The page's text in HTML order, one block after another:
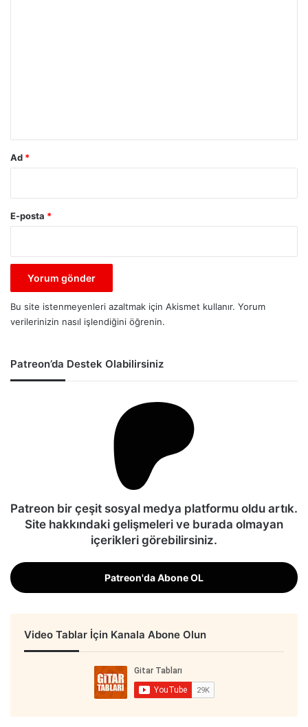
Ad *
E-posta *
Bu site istenmeyenleri azaltmak için Akismet kullanır. Yorum
verilerinizin nasıl işlendiğini öğrenin.
Patreon’da Destek Olabilirsiniz
Patreon bir çeşit sosyal medya platformu oldu artık.
Site hakkındaki gelişmeleri ve burada olmayan
içerikleri görebilirsiniz.
Patreon'da Abone OL
Video Tablar İçin Kanala Abone Olun